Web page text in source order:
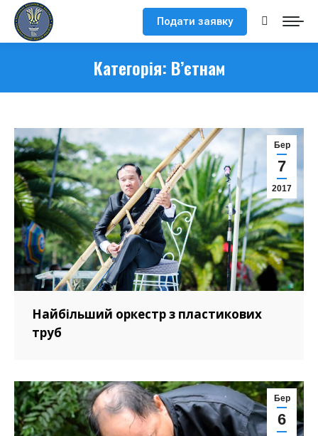
Подати заявку Search:
Категорія: В’єтнам
Бер
7
2017
Найбільший оркестр з пластикових
труб
Бер
6